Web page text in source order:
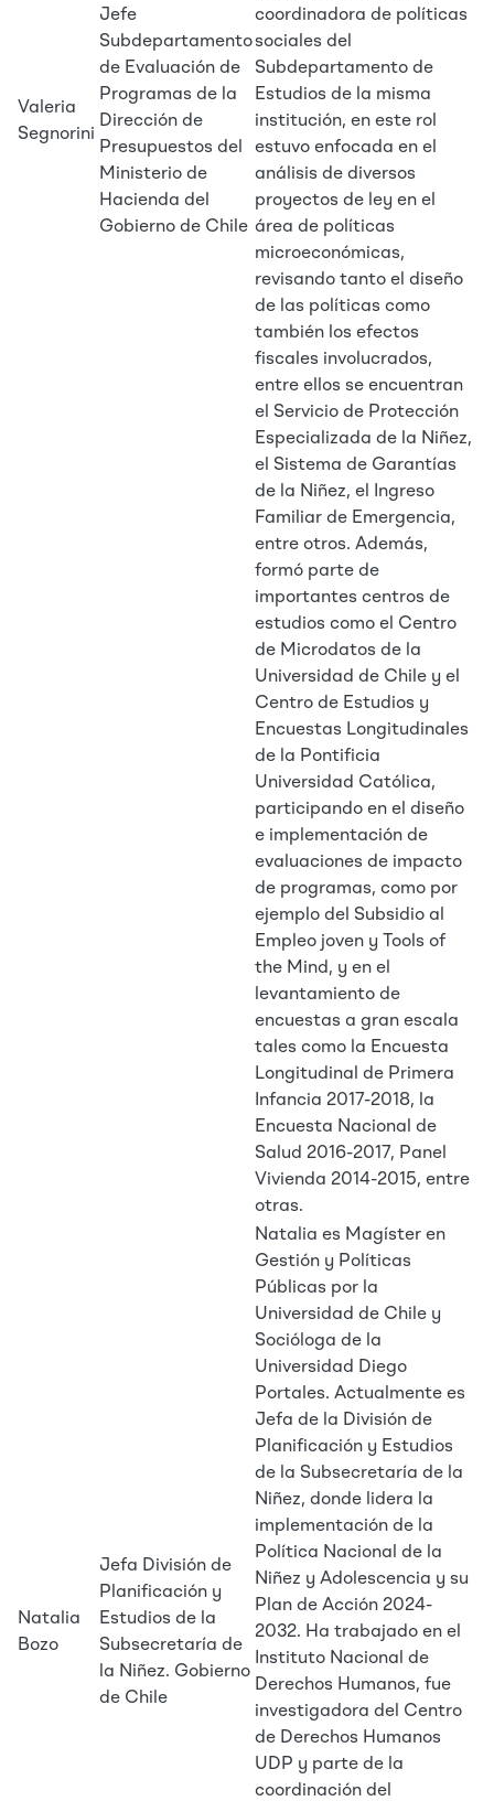
Valeria
Segnorini
Jefe
Subdepartamento
de Evaluación de
Programas de la
Dirección de
Presupuestos del
Ministerio de
Hacienda del
Gobierno de Chile
coordinadora de políticas
sociales del
Subdepartamento de
Estudios de la misma
institución, en este rol
estuvo enfocada en el
análisis de diversos
proyectos de ley en el
área de políticas
microeconómicas,
revisando tanto el diseño
de las políticas como
también los efectos
fiscales involucrados,
entre ellos se encuentran
el Servicio de Protección
Especializada de la Niñez,
el Sistema de Garantías
de la Niñez, el Ingreso
Familiar de Emergencia,
entre otros. Además,
formó parte de
importantes centros de
estudios como el Centro
de Microdatos de la
Universidad de Chile y el
Centro de Estudios y
Encuestas Longitudinales
de la Pontificia
Universidad Católica,
participando en el diseño
e implementación de
evaluaciones de impacto
de programas, como por
ejemplo del Subsidio al
Empleo joven y Tools of
the Mind, y en el
levantamiento de
encuestas a gran escala
tales como la Encuesta
Longitudinal de Primera
Infancia 2017-2018, la
Encuesta Nacional de
Salud 2016-2017, Panel
Vivienda 2014-2015, entre
otras.
Natalia
Bozo
Jefa División de
Planificación y
Estudios de la
Subsecretaría de
la Niñez. Gobierno
de Chile
Natalia es Magíster en
Gestión y Políticas
Públicas por la
Universidad de Chile y
Socióloga de la
Universidad Diego
Portales. Actualmente es
Jefa de la División de
Planificación y Estudios
de la Subsecretaría de la
Niñez, donde lidera la
implementación de la
Política Nacional de la
Niñez y Adolescencia y su
Plan de Acción 2024-
2032. Ha trabajado en el
Instituto Nacional de
Derechos Humanos, fue
investigadora del Centro
de Derechos Humanos
UDP y parte de la
coordinación del